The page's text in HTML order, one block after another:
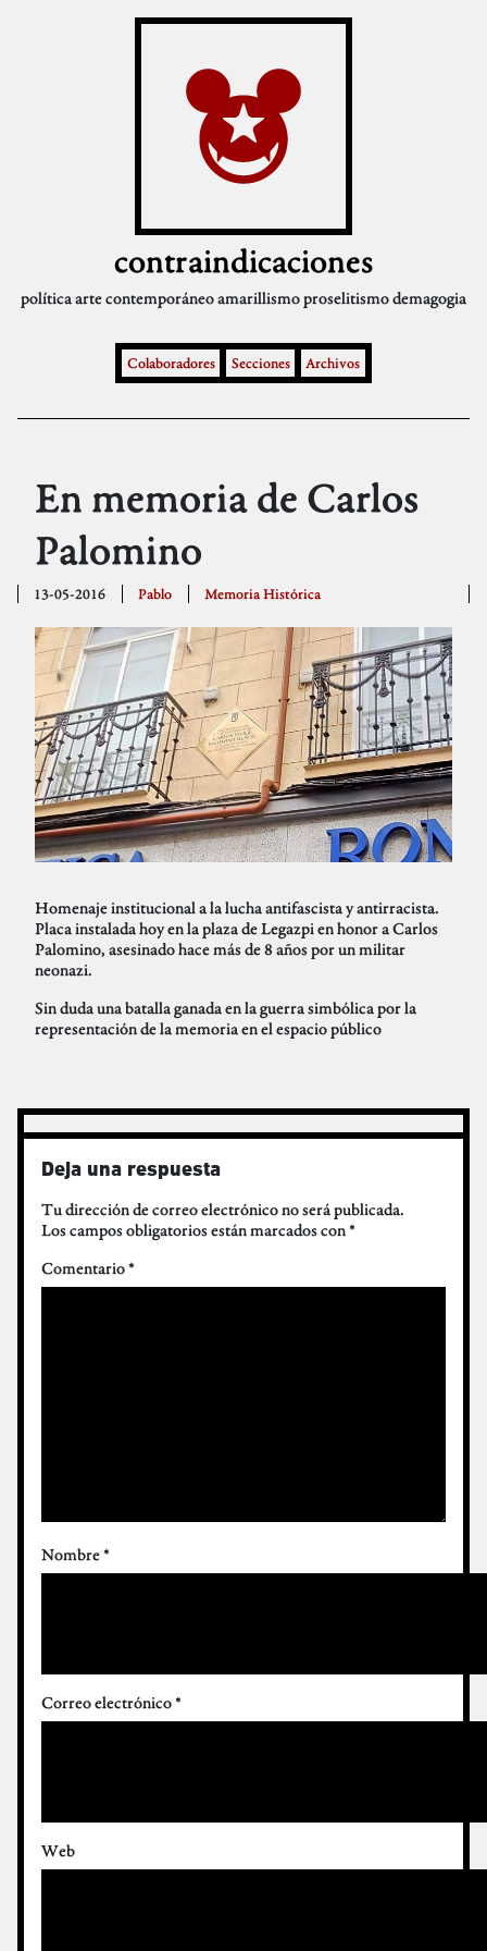
contraindicaciones
políticaarte contemporáneoamarillismoproselitismodemagogia
Colaboradores Secciones Archivos
En memoria de Carlos
Palomino
13-05-2016 Pablo Memoria Histórica
Homenaje institucional a la lucha antifascista y antirracista.
Placa instalada hoy en la plaza de Legazpi en honor a Carlos
Palomino, asesinado hace más de 8 años por un militar
neonazi.
Sin duda una batalla ganada en la guerra simbólica por la
representación de la memoria en el espacio público
Deja una respuesta
Tu dirección de correo electrónico no será publicada.
Los campos obligatorios están marcados con*
Comentario*
Nombre*
Correo electrónico*
Web